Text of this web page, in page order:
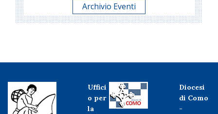
Archivio Eventi
Uffici
o per
la
Diocesi
di Como
-